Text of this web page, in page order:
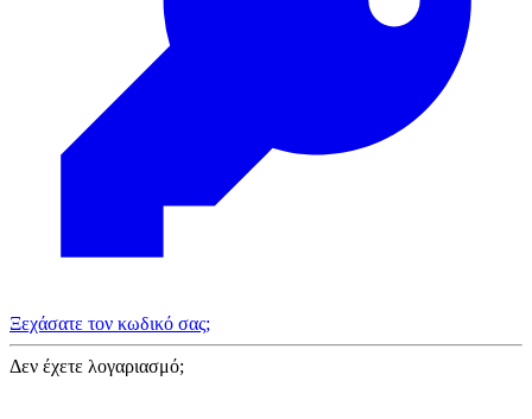
Ξεχάσατε τον κωδικό σας;
Δεν έχετε λογαριασμό;